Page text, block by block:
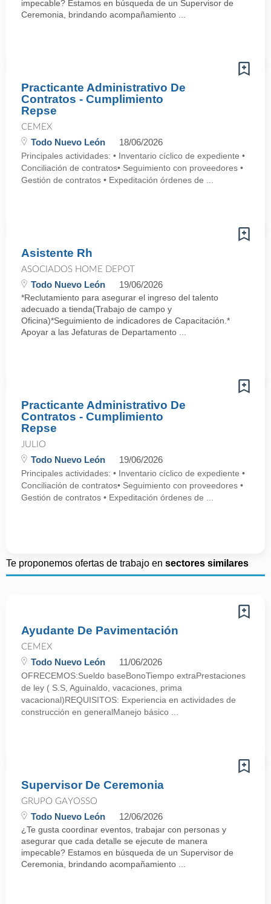
impecable? Estamos en búsqueda de un Supervisor de
Ceremonia, brindando acompañamiento ...
Practicante Administrativo De
Contratos - Cumplimiento
Repse
CEMEX
Todo Nuevo León 18/06/2026
Principales actividades: • Inventario cíclico de expediente •
Conciliación de contratos• Seguimiento con proveedores •
Gestión de contratos • Expeditación órdenes de ...
Asistente Rh
ASOCIADOS HOME DEPOT
Todo Nuevo León 19/06/2026
*Reclutamiento para asegurar el ingreso del talento
adecuado a tienda(Trabajo de campo y
Oficina)*Seguimiento de indicadores de Capacitación.*
Apoyar a las Jefaturas de Departamento ...
Practicante Administrativo De
Contratos - Cumplimiento
Repse
JULIO
Todo Nuevo León 19/06/2026
Principales actividades: • Inventario cíclico de expediente •
Conciliación de contratos• Seguimiento con proveedores •
Gestión de contratos • Expeditación órdenes de ...
Te proponemos ofertas de trabajo en sectores similares
Ayudante De Pavimentación
CEMEX
Todo Nuevo León 11/06/2026
OFRECEMOS:Sueldo baseBonoTiempo extraPrestaciones
de ley ( S.S, Aguinaldo, vacaciones, prima
vacacional)REQUISITOS: Experiencia en actividades de
construcción en generalManejo básico ...
Supervisor De Ceremonia
GRUPO GAYOSSO
Todo Nuevo León 12/06/2026
¿Te gusta coordinar eventos, trabajar con personas y
asegurar que cada detalle se ejecute de manera
impecable? Estamos en búsqueda de un Supervisor de
Ceremonia, brindando acompañamiento ...